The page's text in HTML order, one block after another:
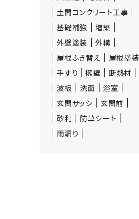
土間コンクリート工事
基礎補強
増築
外壁塗装
外構
屋根ふき替え
屋根塗装
手すり
擁壁
断熱材
波板
洗面
浴室
玄関サッシ
玄関前
砂利
防草シート
雨漏り